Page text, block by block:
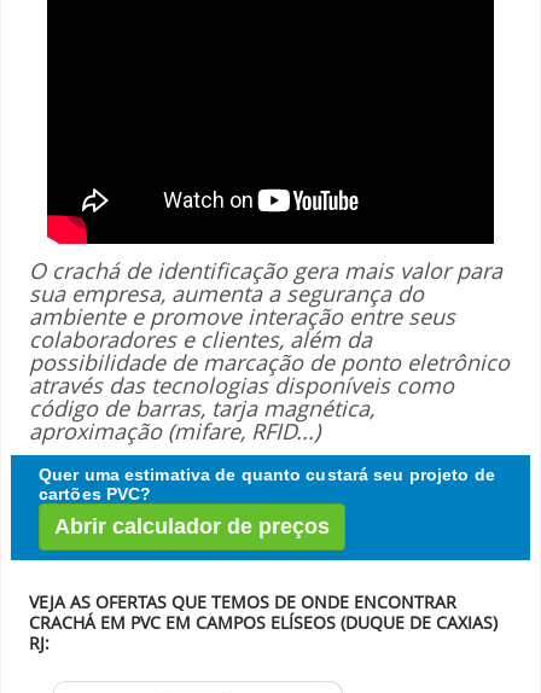
O crachá de identificação gera mais valor para
sua empresa, aumenta a segurança do
ambiente e promove interação entre seus
colaboradores e clientes, além da
possibilidade de marcação de ponto eletrônico
através das tecnologias disponíveis como
código de barras, tarja magnética,
aproximação (mifare, RFID...)
Quer uma estimativa de quanto custará seu projeto de
cartões PVC?
Abrir calculador de preços
VEJA AS OFERTAS QUE TEMOS DE ONDE ENCONTRAR
CRACHÁ EM PVC EM CAMPOS ELÍSEOS (DUQUE DE CAXIAS)
RJ: